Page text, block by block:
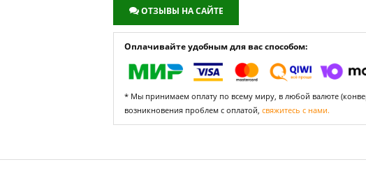
ОТЗЫВЫ НА САЙТЕ
Оплачивайте удобным для вас способом:
* Мы принимаем оплату по всему миру, в любой валюте
возникновения проблем с оплатой, свяжитесь с нами.